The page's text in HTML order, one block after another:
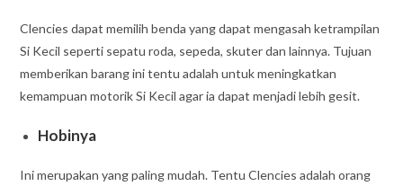
Clencies dapat memilih benda yang dapat mengasah ketrampilan
Si Kecil seperti sepatu roda, sepeda, skuter dan lainnya. Tujuan
memberikan barang ini tentu adalah untuk meningkatkan
kemampuan motorik Si Kecil agar ia dapat menjadi lebih gesit.
Hobinya
Ini merupakan yang paling mudah. Tentu Clencies adalah orang